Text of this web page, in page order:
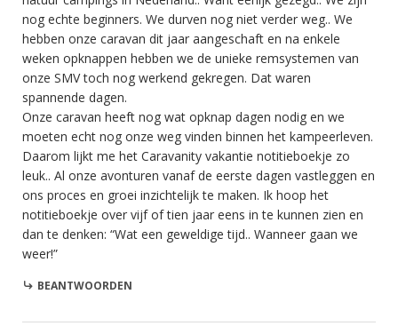
nog echte beginners. We durven nog niet verder weg.. We
hebben onze caravan dit jaar aangeschaft en na enkele
weken opknappen hebben we de unieke remsystemen van
onze SMV toch nog werkend gekregen. Dat waren
spannende dagen.
Onze caravan heeft nog wat opknap dagen nodig en we
moeten echt nog onze weg vinden binnen het kampeerleven.
Daarom lijkt me het Caravanity vakantie notitieboekje zo
leuk.. Al onze avonturen vanaf de eerste dagen vastleggen en
ons proces en groei inzichtelijk te maken. Ik hoop het
notitieboekje over vijf of tien jaar eens in te kunnen zien en
dan te denken: “Wat een geweldige tijd.. Wanneer gaan we
weer!”
BEANTWOORDEN